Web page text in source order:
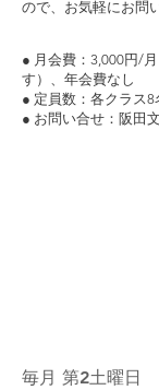
ので、お気軽にお問
● 月会費：3,000円/
す）、年会費なし
● 定員数：各クラス8
● お問い合せ：阪田
毎月 第2土曜日